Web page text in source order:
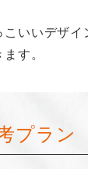
いいデザイ
す。
プラン